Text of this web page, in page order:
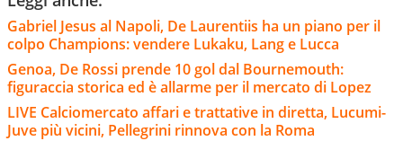
Gabriel Jesus al Napoli, De Laurentiis ha un piano per il
colpo Champions: vendere Lukaku, Lang e Lucca
Genoa, De Rossi prende 10 gol dal Bournemouth:
figuraccia storica ed è allarme per il mercato di Lopez
LIVE Calciomercato affari e trattative in diretta, Lucumi-
Juve più vicini, Pellegrini rinnova con la Roma